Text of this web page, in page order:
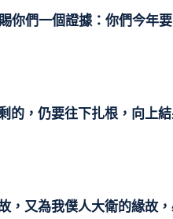
你們一個證據：你們今年
的，仍要往下扎根，向上結
，又為我僕人大衛的緣故，